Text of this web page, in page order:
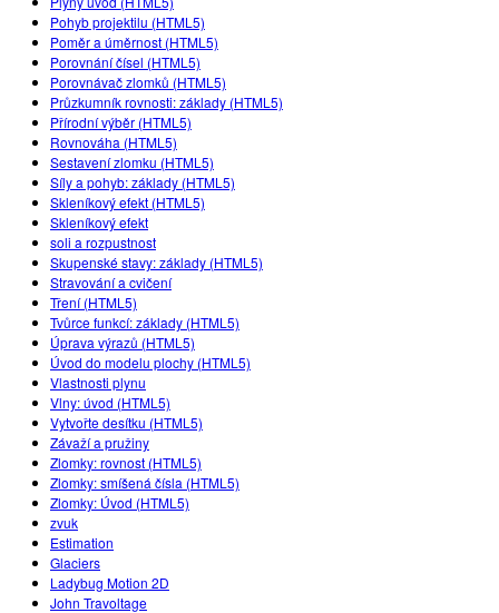
Pohyb projektilu (HTML5)
Poměr a úměrnost (HTML5)
Porovnání čísel (HTML5)
Porovnávač zlomků (HTML5)
Průzkumník rovnosti: základy (HTML5)
Přírodní výběr (HTML5)
Rovnováha (HTML5)
Sestavení zlomku (HTML5)
Síly a pohyb: základy (HTML5)
Skleníkový efekt (HTML5)
Skleníkový efekt
soli a rozpustnost
Skupenské stavy: základy (HTML5)
Stravování a cvičení
Tření (HTML5)
Tvůrce funkcí: základy (HTML5)
Úprava výrazů (HTML5)
Úvod do modelu plochy (HTML5)
Vlastnosti plynu
Vlny: úvod (HTML5)
Vytvořte desítku (HTML5)
Závaží a pružiny
Zlomky: rovnost (HTML5)
Zlomky: smíšená čísla (HTML5)
Zlomky: Úvod (HTML5)
zvuk
Estimation
Glaciers
Ladybug Motion 2D
John Travoltage